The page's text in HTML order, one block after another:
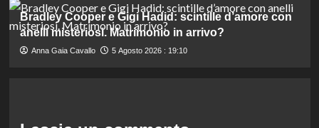
Bradley Cooper e Gigi Hadid: scintille d’amore con
anelli misteriosi. Matrimonio in arrivo?
Anna Gaia Cavallo 5 Agosto 2026 : 19:10